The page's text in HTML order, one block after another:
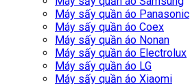
Máy sấy quần áo Panasonic
Máy sấy quần áo Coex
Máy sấy quần áo Nonan
Máy sấy quần áo Electrolux
Máy sấy quần áo LG
Máy sấy quần áo Xiaomi